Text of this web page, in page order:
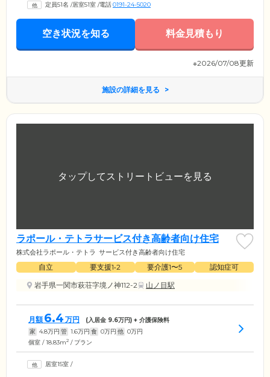
入浴や排せつの介助、生活相談などのサポートをご提供いたしますの
する「社会福祉法人柏寿会」は、昭和56年の設立以来、デイサービス・
居宅介護支援事業・訪問介護事業・グループホームの運営。これから
定員51名 /居室51室 /電話0191-24-5020
空き状況を知る 料金見積もり
※2026/07/08更新
施設の詳細を見る
ラポール・テトラサービス付き高齢者向け住宅
株式会社ラポール・テトラ サービス付き高齢者向け住宅
自立 要支援1•2 要介護1〜5
認知症可
岩手県一関市萩荘字境ノ神112-2
山ノ目駅
月額 6.4 万円 (入居金 9.6万円) + 介護保険料
家 4.8万円 管 1.6万円 食 0万円 他 0万円
個室 / 18.83m2 / プラン
居室15室 /